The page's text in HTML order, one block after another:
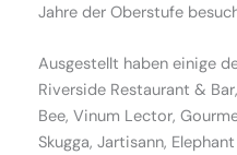
Jahre der Oberstufe
Ausgestellt haben einige
Riverside Restaurant &
Bee, Vinum Lector,
Skugga, Jartisann,